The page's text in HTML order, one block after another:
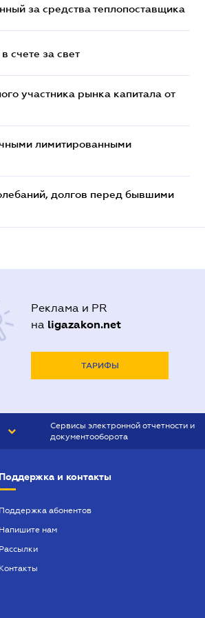
за средства теплопоставщика
счете за свет
участника рынка капитала от
лимитированными
долгов перед бывшими
Реклама и PR
на ligazakon.net
ТАРИФЫ
Сервисы электронной отчетности и
документооборота
Поддержка и контакты
Поддержка абонентов
Напишите нам
Рассылки
Контакты